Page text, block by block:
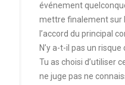
événement
mettre finalement sur
l’accord du principal
N’y a-t-il pas un
Tu as choisi d’utiliser
ne juge pas ne